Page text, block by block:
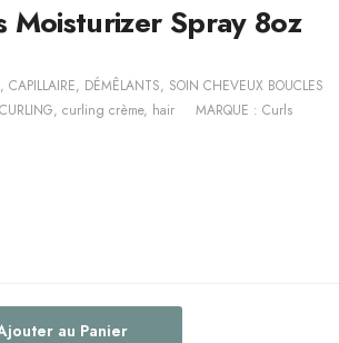
Moisturizer Spray 8oz
, CAPILLAIRE, DÉMÊLANTS, SOIN CHEVEUX BOUCLES
CURLING, curling crème, hair MARQUE : Curls
au Panier